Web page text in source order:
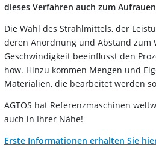
dieses Verfahren auch zum
Die Wahl des Strahlmittels, der
deren Anordnung und Abstand zum
Geschwindigkeit beeinflusst den
how. Hinzu kommen Mengen und
Materialien, die bearbeitet werden
AGTOS hat Referenzmaschinen
auch in Ihrer Nähe!
Erste Informationen erhalten Sie